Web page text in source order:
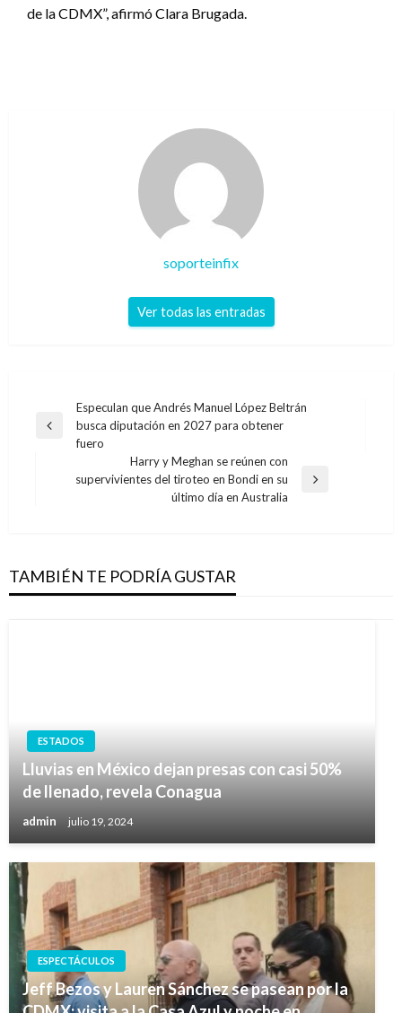
de la CDMX”, afirmó Clara Brugada.
soporteinfix
Ver todas las entradas
Navegación
de
Entrada
anterior
Especulan que Andrés Manuel López Beltrán
busca diputación en 2027 para obtener
fuero
Entrada
Harry y Meghan se reúnen con
supervivientes del tiroteo en Bondi en su
último día en Australia
TAMBIÉN TE PODRÍA GUSTAR
ESTADOS
Lluvias en México dejan presas con casi 50%
de llenado, revela Conagua
admin julio 19, 2024
ESPECTÁCULOS
Jeff Bezos y Lauren Sánchez se pasean por la